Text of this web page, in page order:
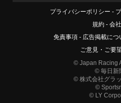
プライバシーポリシー
規約
会
免責事項
広告掲載につ
ご意見・ご要
© Japan Racing
© 毎日新
© 株式会社グラ
©
© LY